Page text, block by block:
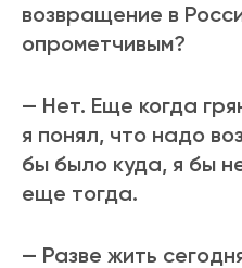
возвращение в
опрометчивым?
— Нет. Еще когда
я понял, что надо
бы было куда, я бы
еще тогда.
— Разве жить